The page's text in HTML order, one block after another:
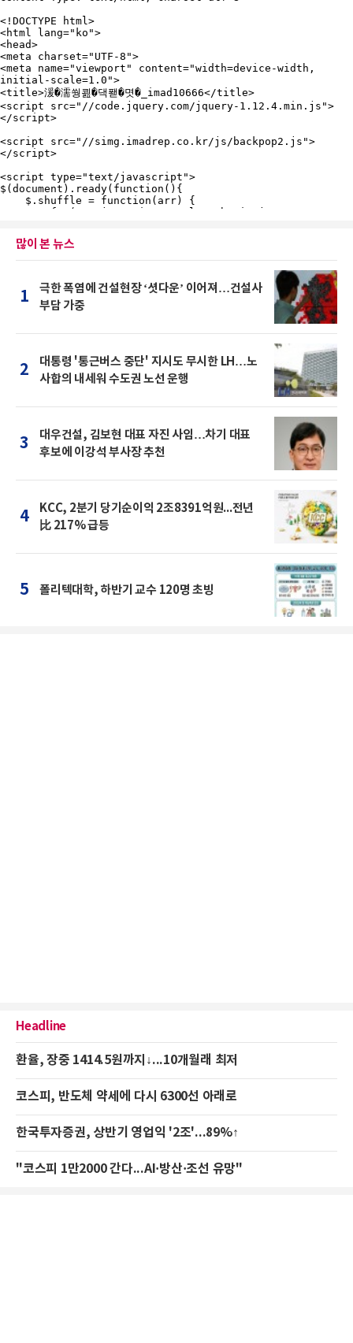
많이 본 뉴스
1
극한 폭염에 건설현장 ‘셧다운’ 이어져…건설사
부담 가중
2
대통령 '통근버스 중단' 지시도 무시한 LH…노
사합의 내세워 수도권 노선 운행
3
대우건설, 김보현 대표 자진 사임…차기 대표
후보에 이강석 부사장 추천
4
KCC, 2분기 당기순이익 2조8391억원...전년
比 217% 급등
5 폴리텍대학, 하반기 교수 120명 초빙
Headline
환율, 장중 1414.5원까지↓...10개월래 최저
코스피, 반도체 약세에 다시 6300선 아래로
한국투자증권, 상반기 영업익 '2조'...89%↑
"코스피 1만2000 간다...AI·방산·조선 유망"